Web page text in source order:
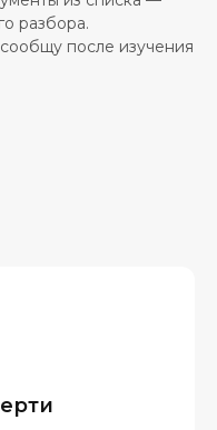
разбора.
после изучения